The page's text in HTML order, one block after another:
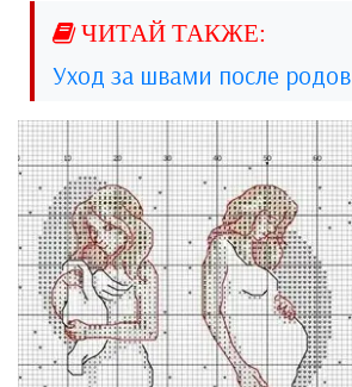
Уход за швами после родов